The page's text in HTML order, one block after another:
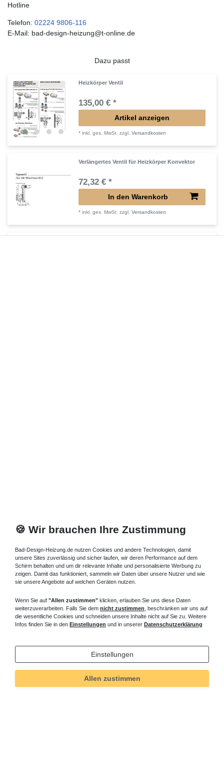
Hotline
Telefon: 02224 9806-116
E-Mail: bad-design-heizung@t-online.de
Dazu passt
Heizkörper Ventil
135,00 € *
Artikel anzeigen
*inkl. ges. MwSt. zzgl.Versandkosten
Verlängertes Ventil für Heizkörper Konvektor
72,32 € *
In den Warenkorb
*inkl. ges. MwSt. zzgl.Versandkosten
🍪 Wir brauchen Ihre Zustimmung
Bad-Design-Heizung.de nutzen Cookies und andere Technologien, damit
unsere Sites zuverlässig und sicher laufen, wir deren Performance auf dem
Schirm behalten und um dir relevante Inhalte und personalisierte Werbung zu
zeigen. Damit das funktioniert, sammeln wir Daten über unsere Nutzer und wie
sie unsere Angebote auf welchen Geräten nutzen.
Wenn Sie auf "Allen zustimmen" klicken, erlauben Sie uns diese Daten
weiterzuverarbeiten. Falls Sie dem nicht zustimmen , beschränken wir uns auf
die wesentliche Cookies und schneiden unsere Inhalte nicht auf Sie zu. Weitere
Infos finden Sie in den Einstellungen und in unserer Datenschutzerklärung
Einstellungen
Allen zustimmen